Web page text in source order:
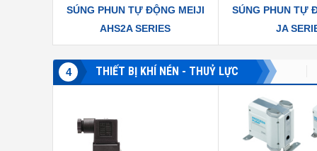
SÚNG PHUN TỰ ĐỘNG MEIJI
AHS2A SERIES
SÚNG PHUN TỰ
JA
4 THIẾT BỊ KHÍ NÉN - THUỶ LỰC
PISCO AIRTAC